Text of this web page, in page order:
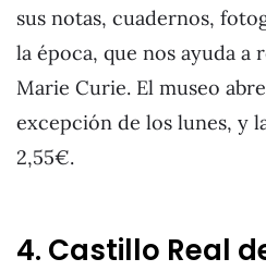
sus notas, cuadernos,
la época, que nos ayuda a
Marie Curie. El museo
excepción de los lunes, y
2,55€.
4. Castillo Real